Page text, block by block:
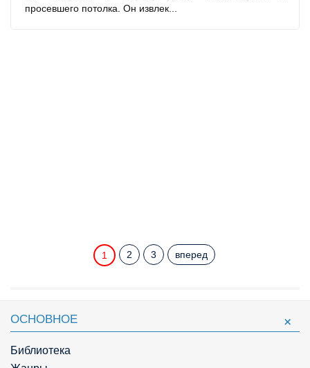
просевшего потолка. Он извлек...
1 2 3 вперед
ОСНОВНОЕ
Библиотека